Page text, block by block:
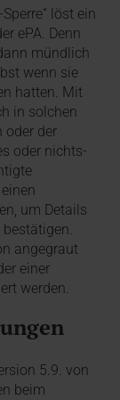
löst ein
ePA. Denn
mündlich
wenn sie
hatten. Mit
in solchen
oder der
oder nichts-
um Details
angegraut
einer
werden.
5.9. von
beim